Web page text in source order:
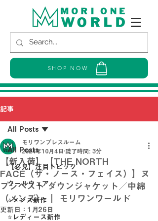
SHOP NOW
記事
All Posts
【必見】注目トピック
クールウェア
⭐メンズ新作
⭐レディース新作
All Posts
【新入荷】【THE NORTH
FACE（ザ・ノース・フェイス）】ヌ
プシベスト ダウンジャケット／中綿
（メンズ） ｜ モリワンワールド
モリワンプレスルーム
2024年10月4日 読了時間: 3分
更新日： 1月26日